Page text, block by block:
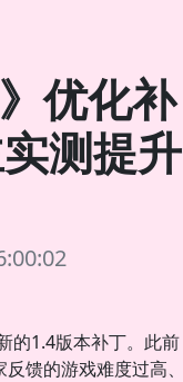
优化补
测提升
的1.4版本补丁。此前
馈的游戏难度过高、